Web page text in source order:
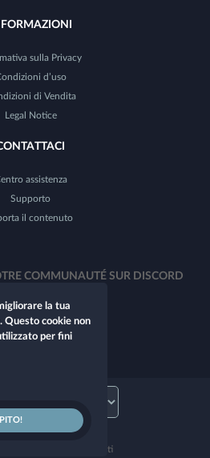
sulla Privacy
d’uso
di Vendita
Legal Notice
assistenza
Supporto
il contenuto
COMMUNAUTÉ SUR DISCORD
Role. Tutti i diritti riservati
la tua
Questo cookie non
per fini